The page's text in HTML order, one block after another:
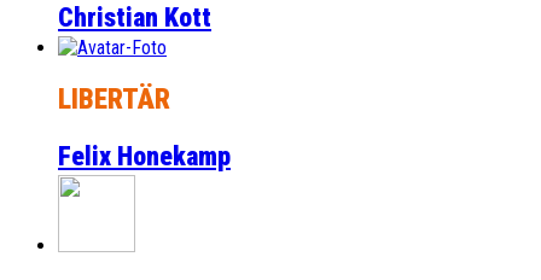
Christian Kott
LIBERTÄR
Felix Honekamp